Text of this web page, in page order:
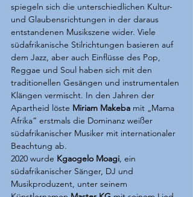
spiegeln sich die unterschiedlichen Kultur-
und Glaubensrichtungen in der daraus
entstandenen Musikszene wider. Viele
südafrikanische Stilrichtungen basieren auf
dem Jazz, aber auch Einflüsse des Pop,
Reggae und Soul haben sich mit den
traditionellen Gesängen und instrumentalen
Klängen vermischt. In den Jahren der
Apartheid löste Miriam Makeba mit „Mama
Afrika“ erstmals die Dominanz weißer
südafrikanischer Musiker mit internationaler
Beachtung ab.
2020 wurde Kgaogelo Moagi , ein
südafrikanischer Sänger, DJ und
Musikproduzent, unter seinem